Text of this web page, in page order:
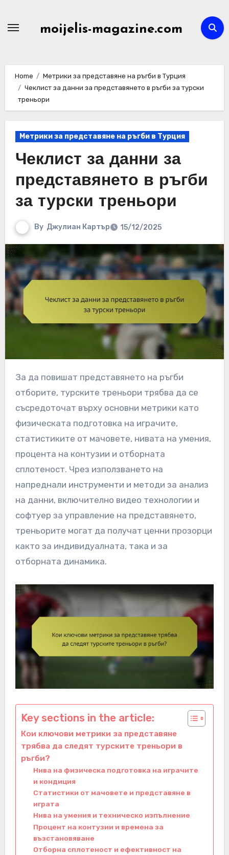
moijelis-magazine.com
Home
Метрики за представяне на ръгби в Турция
Чеклист за данни за представянето в ръгби за турски
треньори
Метрики за представяне на ръгби в Турция
Чеклист за данни за
представянето в ръгби
за турски треньори
By Джулиан Картър 15/12/2025
За да повишат представянето на ръгби
отборите, турските треньори трябва да се
съсредоточат върху основни метрики като
физическата подготовка на играчите,
статистиките от мачовете, нивата на умения,
процента на контузии и отборната
сплотеност. Чрез използването на
напреднали инструменти и методи за анализ
на данни, включително видео технологии и
софтуер за управление на представянето,
треньорите могат да получат ценни прозорци
както за индивидуалната, така и за
отборната динамика.
Key sections in the article:
Кои ключови метрики за представяне
трябва да следят турските треньори в
ръгби?
Нива на физическа подготовка на играчите
и кондиция
Статистики от мачовете и представяне в
играта
Нива на умения и техническо изпълнение
Процент на контузии и времена за
възстановяване
Отборна сплотеност и ефективност на